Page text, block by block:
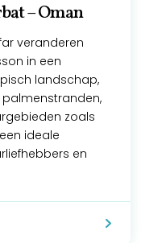
– Oman
veranderen
in een
landschap,
palmenstranden,
zoals
ideale
en